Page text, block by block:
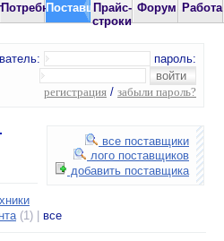
ПотребностиПоставщики
Прайс-
строки
Форум Работа
пароль:
регистрация / забыли пароль?
все поставщики
лого поставщиков
добавить поставщика
(1) | все